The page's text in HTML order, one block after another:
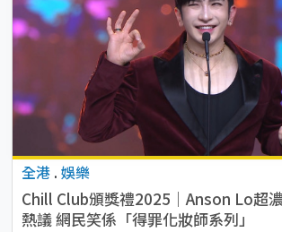
全港 . 娛樂
Chill Club頒獎禮2025｜Anson Lo超
熱議 網民笑係「得罪化妝師系列」